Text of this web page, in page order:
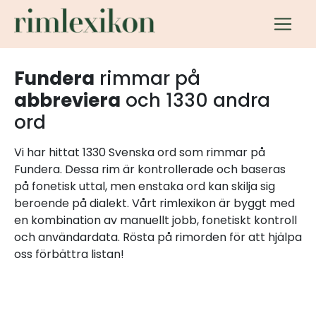
Fundera rimmar på
abbreviera och 1330 andra
ord
Vi har hittat 1330 Svenska ord som rimmar på
Fundera. Dessa rim är kontrollerade och baseras
på fonetisk uttal, men enstaka ord kan skilja sig
beroende på dialekt. Vårt rimlexikon är byggt med
en kombination av manuellt jobb, fonetiskt kontroll
och användardata. Rösta på rimorden för att hjälpa
oss förbättra listan!